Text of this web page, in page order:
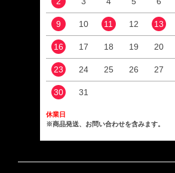
9 10 11 12 13
16 17 18 19 20
23 24 25 26 27
30 31
休業日
※商品発送、お問い合わせを含みます。